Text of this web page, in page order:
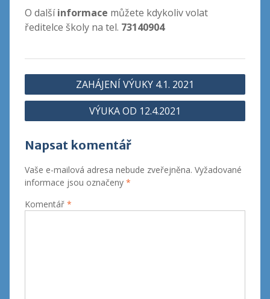
O dalšíinformace můžete kdykoliv volat
ředitelce školy na tel. 73140904
Navigace
pro
ZAHÁJENÍ VÝUKY 4.1. 2021
VÝUKA OD 12.4.2021
Napsat komentář
Vaše e-mailová adresa nebude zveřejněna. Vyžadované
informace jsou označeny *
Komentář *